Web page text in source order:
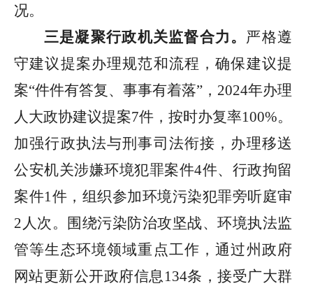
况。
三是凝聚行政机关监督合力。 严格遵
守建议提案办理规范和流程，确保建议提
案“件件有答复、事事有着落” ， 2024年办理
人大政协建议提案7件，按时办复率100%。
加强行政执法与刑事司法衔接，办理移送
公安机关涉嫌环境犯罪案件4件、行政拘留
案件1件，组织参加环境污染犯罪旁听庭审
2 人次。围绕污染防治攻坚战、环境执法监
管等生态环境领域重点工作，通过州政府
网站更新公开政府信息134条，接受广大群